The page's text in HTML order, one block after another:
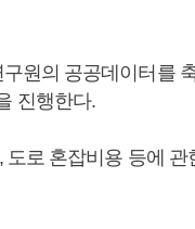
원의 공공데이터를
진행한다.
로 혼잡비용 등에 관